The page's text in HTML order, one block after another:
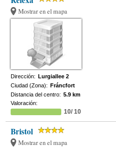
Mostrar en el mapa
Dirección: Lurgiallee 2
Ciudad (Zona): Fráncfort
Distancia del centro: 5.9 km
Valoración:
10/ 10
Bristol
Mostrar en el mapa